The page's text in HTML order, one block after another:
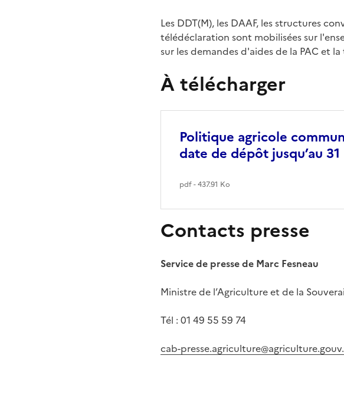
Les DDT(M), les DAAF, les structures
télédéclaration sont mobilisées sur
sur les demandes d'aides de la PAC et
À télécharger
Politique agricole
date de dépôt jusqu’au
pdf - 437.91 Ko
Contacts presse
Service de presse de Marc Fesneau
Ministre de l’Agriculture et de la
Tél : 01 49 55 59 74
cab-